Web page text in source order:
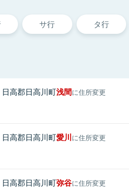
サ行 タ行
日高郡日高川町浅間に住所変更
日高郡日高川町愛川に住所変更
日高郡日高川町弥谷に住所変更